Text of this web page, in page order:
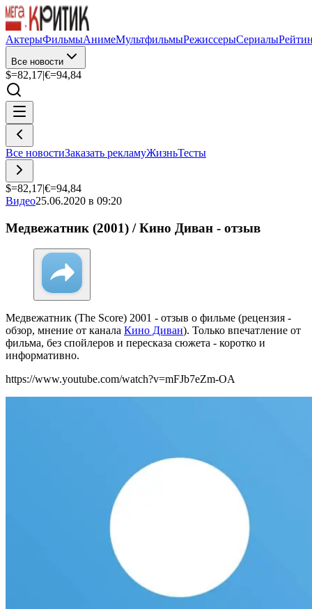
АктерыФильмыАнимеМультфильмыРежиссерыСериалы
Все новости
$=82,17|€=94,84
Все новостиЗаказать рекламуЖизньТесты
$=82,17|€=94,84
Видео25.06.2020 в 09:20
Медвежатник (2001) / Кино Диван - отзыв
Медвежатник (The Score) 2001 - отзыв о фильме (рецензия -
обзор, мнение от канала Кино Диван). Только впечатление от
фильма, без спойлеров и пересказа сюжета - коротко и
информативно.
https://www.youtube.com/watch?v=mFJb7eZm-OA